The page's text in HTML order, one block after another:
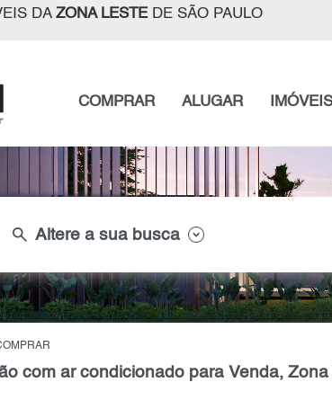
DA ZONA LESTEDE SÃO PAULO
COMPRAR ALUGAR
search Altere a sua busca
com ar condicionado para Venda,